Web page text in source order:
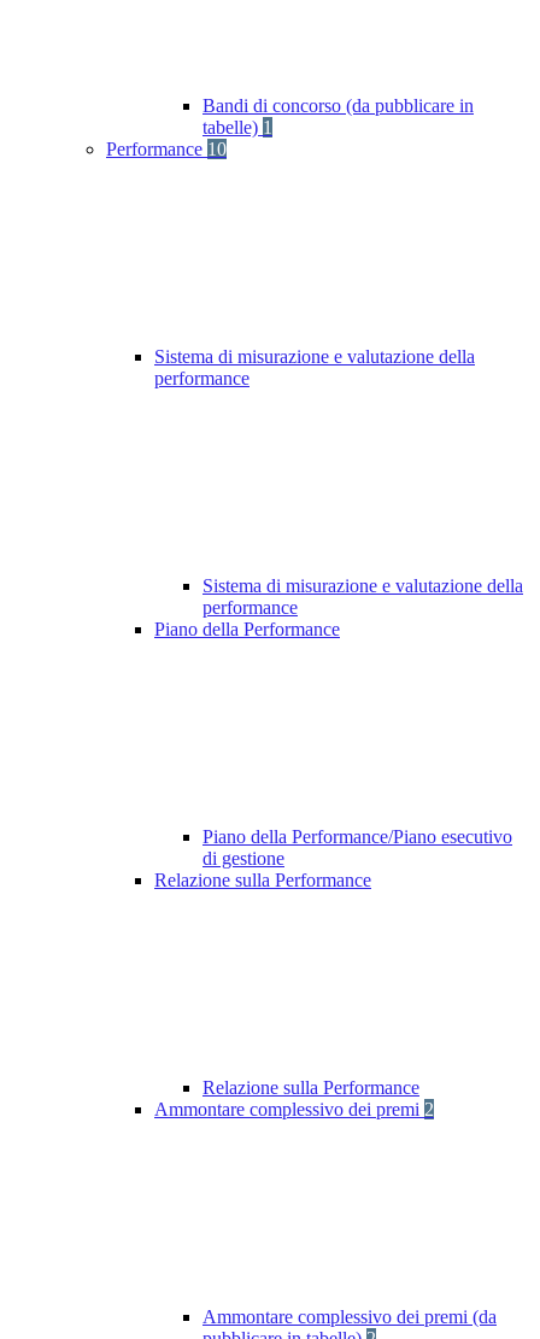
Bandi di concorso (da pubblicare in
tabelle) 1
Performance 10
Sistema di misurazione e valutazione della
performance
Sistema di misurazione e valutazione della
performance
Piano della Performance
Piano della Performance/Piano esecutivo
di gestione
Relazione sulla Performance
Relazione sulla Performance
Ammontare complessivo dei premi 2
Ammontare complessivo dei premi (da